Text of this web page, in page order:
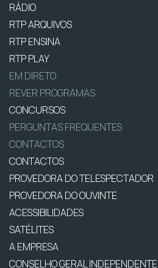
RÁDIO
RTP ARQUIVOS
RTP ENSINA
RTP PLAY
EM DIRETO
REVER PROGRAMAS
CONCURSOS
PERGUNTAS FREQUENTES
CONTACTOS
CONTACTOS
PROVEDORA DO TELESPECTADOR
PROVEDORA DO OUVINTE
ACESSIBILIDADES
SATÉLITES
A EMPRESA
CONSELHO GERAL INDEPENDENTE